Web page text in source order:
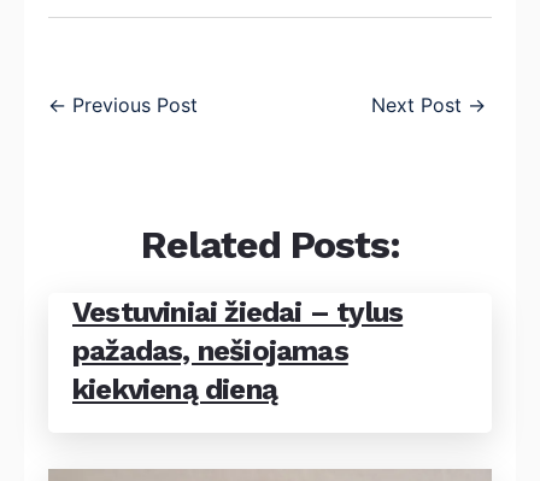
← Previous Post Next Post →
Related Posts:
Vestuviniai žiedai – tylus
pažadas, nešiojamas
kiekvieną dieną